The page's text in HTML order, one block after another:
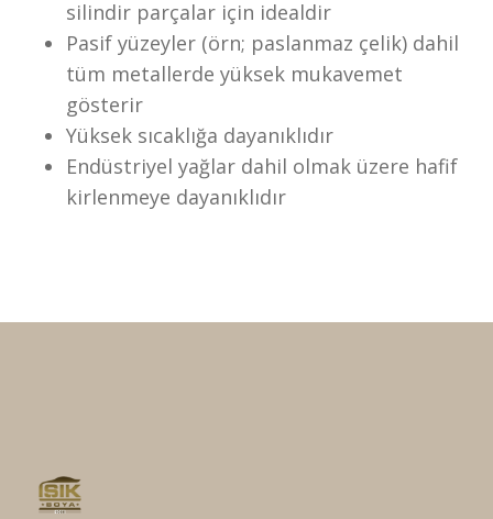
silindir parçalar için idealdir
Pasif yüzeyler (örn; paslanmaz çelik) dahil
tüm metallerde yüksek mukavemet
gösterir
Yüksek sıcaklığa dayanıklıdır
Endüstriyel yağlar dahil olmak üzere hafif
kirlenmeye dayanıklıdır